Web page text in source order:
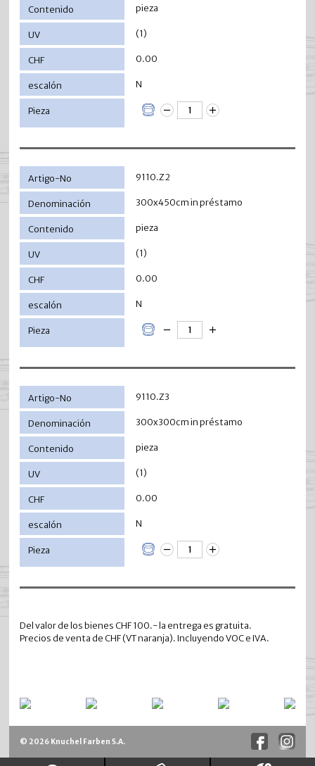
pieza
(1)
0.00
N
9110.Z2
300x450cm in préstamo
pieza
(1)
0.00
N
9110.Z3
300x300cm in préstamo
pieza
(1)
0.00
N
Del valor de los bienes CHF 100.- la entrega es gratuita.
Precios de venta de CHF (VT naranja). Incluyendo VOC e IVA.
© 2026 Knuchel Farben S.A.